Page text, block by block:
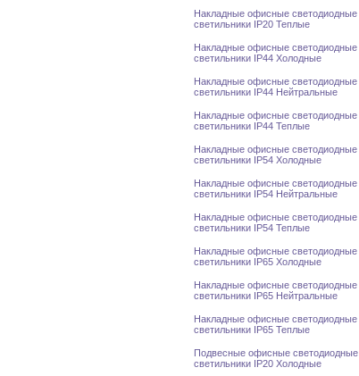
Накладные офисные светодиодные
светильники IP20 Теплые
Накладные офисные светодиодные
светильники IP44 Холодные
Накладные офисные светодиодные
светильники IP44 Нейтральные
Накладные офисные светодиодные
светильники IP44 Теплые
Накладные офисные светодиодные
светильники IP54 Холодные
Накладные офисные светодиодные
светильники IP54 Нейтральные
Накладные офисные светодиодные
светильники IP54 Теплые
Накладные офисные светодиодные
светильники IP65 Холодные
Накладные офисные светодиодные
светильники IP65 Нейтральные
Накладные офисные светодиодные
светильники IP65 Теплые
Подвесные офисные светодиодные
светильники IP20 Холодные